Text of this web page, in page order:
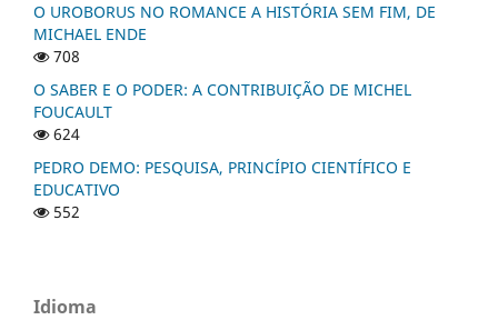
O UROBORUS NO ROMANCE A HISTÓRIA SEM FIM, DE
MICHAEL ENDE
708
O SABER E O PODER: A CONTRIBUIÇÃO DE MICHEL
FOUCAULT
624
PEDRO DEMO: PESQUISA, PRINCÍPIO CIENTÍFICO E
EDUCATIVO
552
Idioma